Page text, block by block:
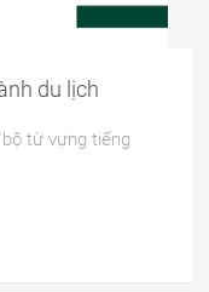
du lịch
từ vựng tiếng